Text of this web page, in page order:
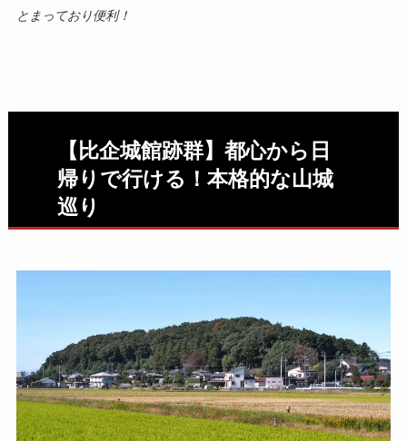
とまっており便利！
【比企城館跡群】都心から日
帰りで行ける！本格的な山城
巡り